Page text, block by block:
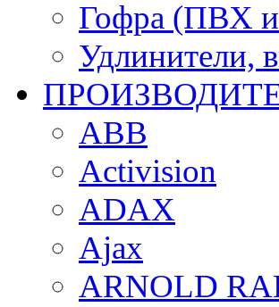
Гофра (ПВХ
Удлинители,
ABB
Activision
ADAX
Ajax
ARNOLD